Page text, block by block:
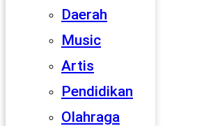
Daerah
Music
Artis
Pendidikan
Olahraga